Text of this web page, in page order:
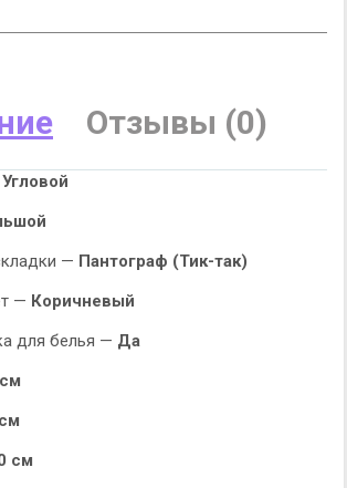
Отзывы (0)
Угловой
— Пантограф (Тик-так)
— Коричневый
для белья — Да
см